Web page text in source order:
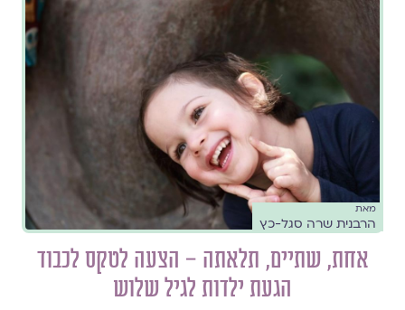
מאת
הרבנית שרה סגל-כץ
אחת, שתיים, תלאתה – הצעה לטקס לכבוד
הגעת ילדות לגיל שלוש